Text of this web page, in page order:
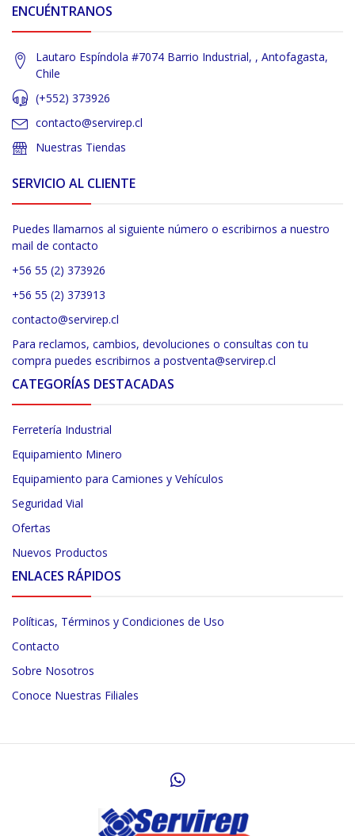
ENCUÉNTRANOS
Lautaro Espíndola #7074 Barrio Industrial, , Antofagasta,
Chile
(+552) 373926
contacto@servirep.cl
Nuestras Tiendas
SERVICIO AL CLIENTE
Puedes llamarnos al siguiente número o escribirnos a nuestro
mail de contacto
+56 55 (2) 373926
+56 55 (2) 373913
contacto@servirep.cl
Para reclamos, cambios, devoluciones o consultas con tu
compra puedes escribirnos a postventa@servirep.cl
CATEGORÍAS DESTACADAS
Ferretería Industrial
Equipamiento Minero
Equipamiento para Camiones y Vehículos
Seguridad Vial
Ofertas
Nuevos Productos
ENLACES RÁPIDOS
Políticas, Términos y Condiciones de Uso
Contacto
Sobre Nosotros
Conoce Nuestras Filiales